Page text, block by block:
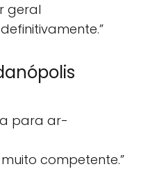
geral
para ar-
competente.”